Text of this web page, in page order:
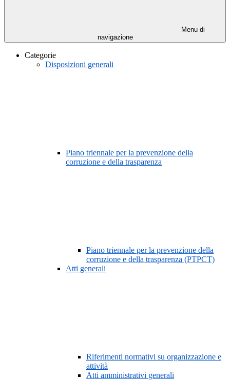
Menu di
navigazione
Categorie
Disposizioni generali
Piano triennale per la prevenzione della
corruzione e della trasparenza
Piano triennale per la prevenzione della
corruzione e della trasparenza (PTPCT)
Atti generali
Riferimenti normativi su organizzazione e
attività
Atti amministrativi generali